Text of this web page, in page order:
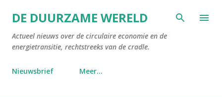
Doorgaan naar hoofdcontent
DE DUURZAME WERELD
Actueel nieuws over de circulaire economie en de
energietransitie, rechtstreeks van de cradle.
Nieuwsbrief Meer…